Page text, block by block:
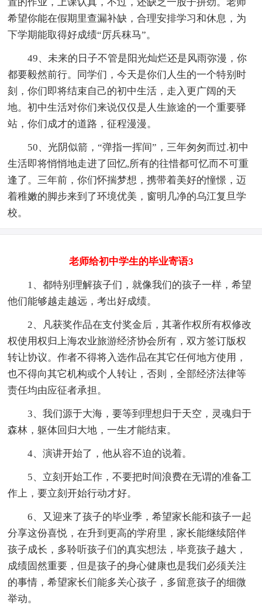
希望你能在假期里查漏补缺，合理安排学习和休息，为
下学期能取得好成绩“厉兵秣马”。
49、未来的日子不管是阳光灿烂还是风雨弥漫，你
都要毅然前行。同学们，今天是你们人生的一个特别时
刻，你们即将结束自己的初中生活，走入更广阔的天
地。初中生活对你们来说仅仅是人生旅途的一个重要驿
站，你们成才的道路，征程漫漫。
50、光阴似箭，“弹指一挥间”，三年匆匆而过.初中
生活即将悄悄地走进了回忆,所有的往惜都可忆而不可重
逢了。三年前，你们怀揣梦想，携带着美好的憧憬，迈
着稚嫩的脚步来到了环境优美，窗明几净的乌江复旦学
校。
老师给初中学生的毕业寄语3
1、都特别理解孩子们，就像我们的孩子一样，希望
他们能够越走越远，考出好成绩。
2、凡获奖作品在支付奖金后，其著作权所有权修改
权使用权归上海农业旅游经济协会所有，双方签订版权
转让协议。作者不得将入选作品在其它任何地方使用，
也不得向其它机构或个人转让，否则，全部经济法律等
责任均由应征者承担。
3、我们源于大海，要等到理想归于天空，灵魂归于
森林，躯体回归大地，一生才能结束。
4、演讲开始了，他从容不迫的说着。
5、立刻开始工作，不要把时间浪费在无谓的准备工
作上，要立刻开始行动才好。
6、又迎来了孩子的毕业季，希望家长能和孩子一起
分享这份喜悦，在升到更高的学府里，家长能继续陪伴
孩子成长，多聆听孩子们的真实想法，毕竟孩子越大，
成绩固然重要，但是孩子的身心健康也是我们必须关注
的事情，希望家长们能多关心孩子，多留意孩子的细微
举动。